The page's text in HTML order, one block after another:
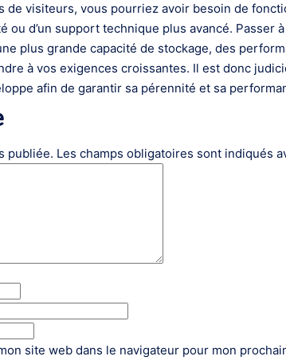
visiteurs, vous pourriez avoir besoin de
ou d’un support technique plus avancé. Passer
plus grande capacité de stockage, des
à vos exigences croissantes. Il est donc
afin de garantir sa pérennité et sa
publiée. Les champs obligatoires sont indiqués
site web dans le navigateur pour mon